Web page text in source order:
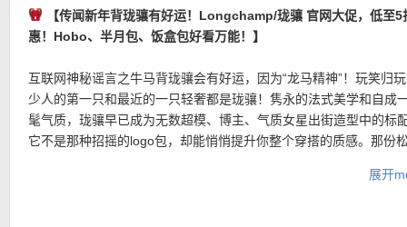
支付方式：信用卡(Visa / MasterCard / American Express)、
转账等
运费：满25欧免费送货，如对货品不满意，可于30天内免费退货。
【传闻新年背珑骧有好运！Longchamp/珑骧 官网大促，低至5
惠！Hobo、半月包、饭盒包好看万能！】
互联网神秘谣言之牛马背珑骧会有好运，因为“龙马精神”！玩笑归
少人的第一只和最近的一只轻奢都是珑骧！隽永的法式美学和自成
髦气质，珑骧早已成为无数超模、博主、气质女星出街造型中的标
它不是那种招摇的logo包，却能悄悄提升你整个穿搭的质感。那份
有更多法式休闲风格的手提袋、斜背包、手拿包等产品，满足不同
展开